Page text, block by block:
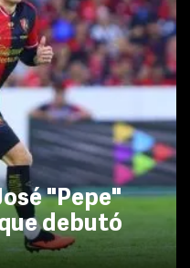
"Pepe"
debutó